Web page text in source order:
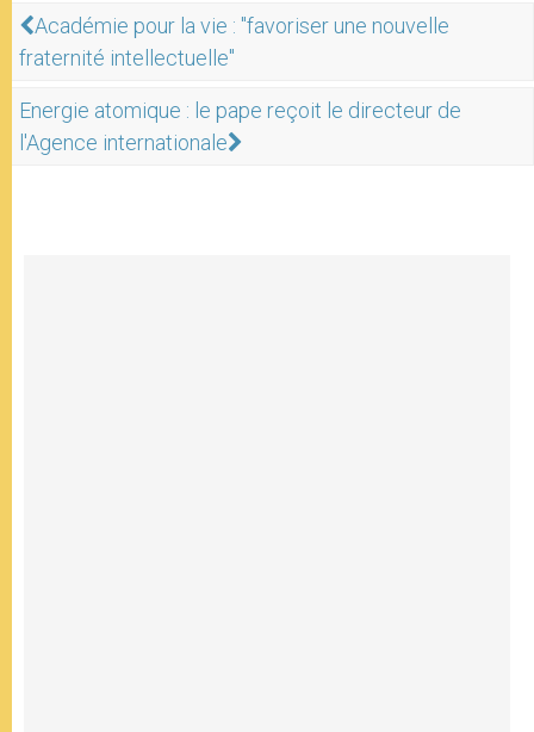
Académie pour la vie : "favoriser une nouvelle
fraternité intellectuelle"
Energie atomique : le pape reçoit le directeur de
l'Agence internationale